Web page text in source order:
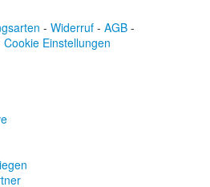
- Widerruf - AGB -
Cookie Einstellungen